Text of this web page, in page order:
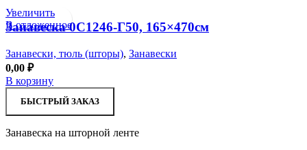
Увеличить
В отложенное
Занавеска 0С1246-Г50, 165×470см
Занавески, тюль (шторы), Занавески
0,00 ₽
В корзину
БЫСТРЫЙ ЗАКАЗ
Занавеска на шторной ленте